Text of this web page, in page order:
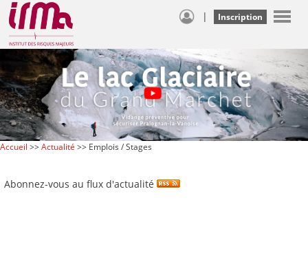
| Inscription
Accueil >>Actualité >> Emplois / Stages
Abonnez-vous au flux d'actualité